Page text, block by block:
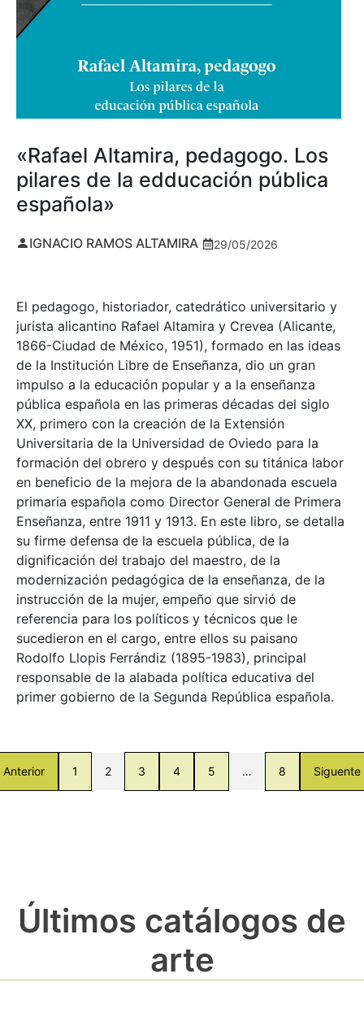
«Rafael Altamira, pedagogo. Los
pilares de la edducación pública
española»
IGNACIO RAMOS ALTAMIRA 29/05/2026
El pedagogo, historiador, catedrático universitario y
jurista alicantino Rafael Altamira y Crevea (Alicante,
1866-Ciudad de México, 1951), formado en las ideas
de la Institución Libre de Enseñanza, dio un gran
impulso a la educación popular y a la enseñanza
pública española en las primeras décadas del siglo
XX, primero con la creación de la Extensión
Universitaria de la Universidad de Oviedo para la
formación del obrero y después con su titánica labor
en beneficio de la mejora de la abandonada escuela
primaria española como Director General de Primera
Enseñanza, entre 1911 y 1913. En este libro, se detalla
su firme defensa de la escuela pública, de la
dignificación del trabajo del maestro, de la
modernización pedagógica de la enseñanza, de la
instrucción de la mujer, empeño que sirvió de
referencia para los políticos y técnicos que le
sucedieron en el cargo, entre ellos su paisano
Rodolfo Llopis Ferrándiz (1895-1983), principal
responsable de la alabada política educativa del
primer gobierno de la Segunda República española.
Anterior 1 2 3 4 5 … 8 Siguente
Últimos catálogos de
arte